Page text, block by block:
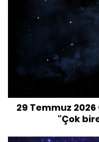
29 Temmuz
"Çok